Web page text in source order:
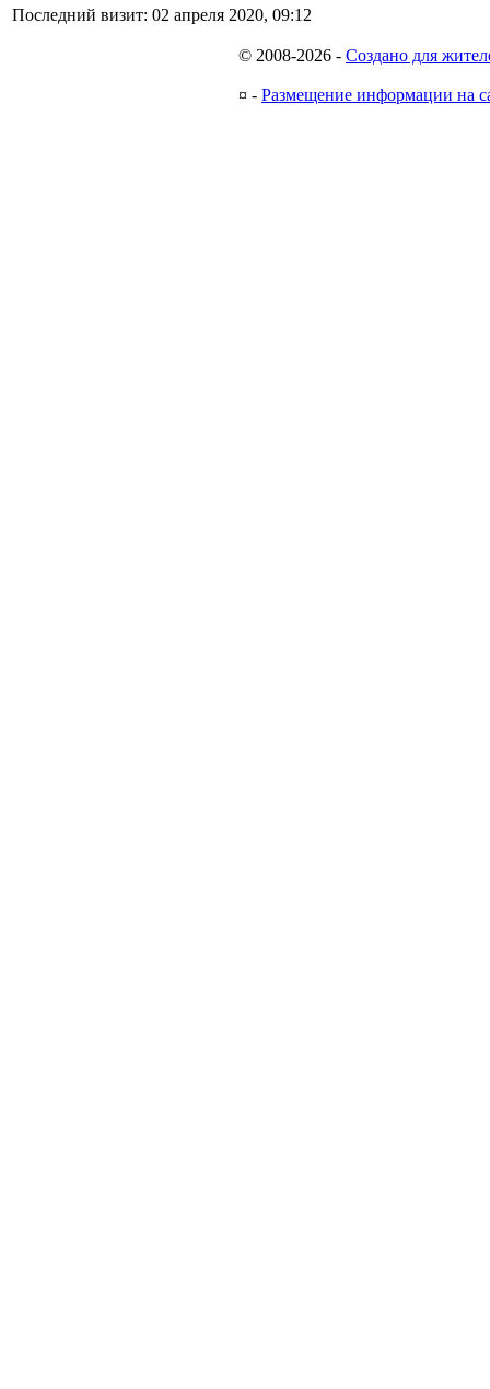
Последний визит: 02 апреля 2020, 09:12
© 2008-2026 - Создано для
¤ - Размещение информации на